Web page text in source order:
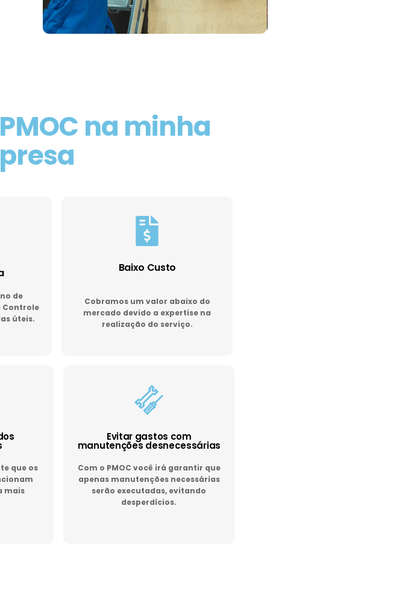
na minha
de
Controle
úteis.
Baixo Custo
Cobramos um valor abaixo do
mercado devido a expertise na
realização do serviço.
que os
mais
Evitar gastos com
manutenções desnecessárias
Com o PMOC você irá garantir que
apenas manutenções necessárias
serão executadas, evitando
desperdícios.